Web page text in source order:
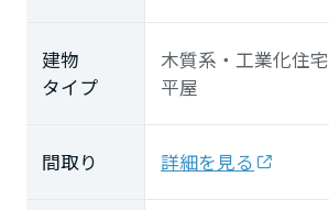
建物
タイプ
木質系・工業化住宅
平屋
間取り 詳細を見る